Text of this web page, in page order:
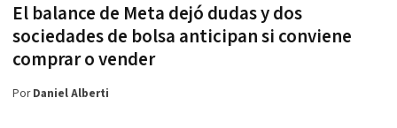
El balance de Meta dejó dudas y dos
sociedades de bolsa anticipan si conviene
comprar o vender
PorDaniel Alberti